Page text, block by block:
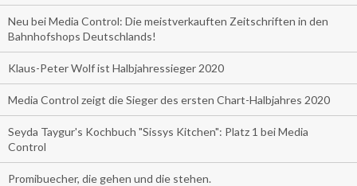
Neu bei Media Control: Die meistverkauften Zeitschriften in den
Bahnhofshops Deutschlands!
Klaus-Peter Wolf ist Halbjahressieger 2020
Media Control zeigt die Sieger des ersten Chart-Halbjahres 2020
Seyda Taygur's Kochbuch "Sissys Kitchen": Platz 1 bei Media
Control
Promibuecher, die gehen und die stehen.